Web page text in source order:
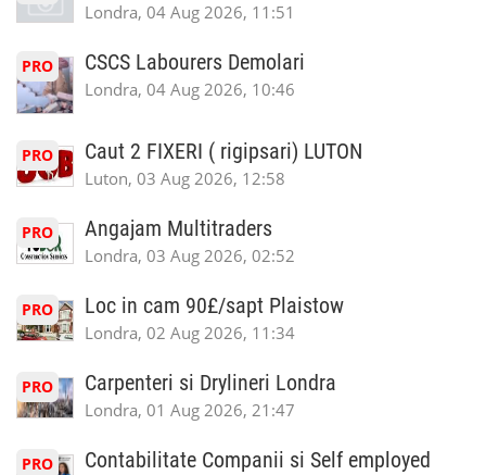
Londra, 04 Aug 2026, 11:51
PRO CSCS Labourers Demolari
Londra, 04 Aug 2026, 10:46
PRO Caut 2 FIXERI ( rigipsari) LUTON
Luton, 03 Aug 2026, 12:58
PRO Angajam Multitraders
Londra, 03 Aug 2026, 02:52
PRO Loc in cam 90£/sapt Plaistow
Londra, 02 Aug 2026, 11:34
PRO Carpenteri si Drylineri Londra
Londra, 01 Aug 2026, 21:47
PRO Contabilitate Companii si Self employed